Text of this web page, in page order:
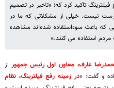
تاکید کرد که؛ «تاخیر در تصمیم
نیست. خیلی از مشکلاتی که ما در
که باعث سوءاستفاده شده‌اند مشاهده
استفاده می کنند.»
عارف، معاون اول رئیس جمهوراز
و گفت: «در زمینه رفع فیلترینگ، نظام